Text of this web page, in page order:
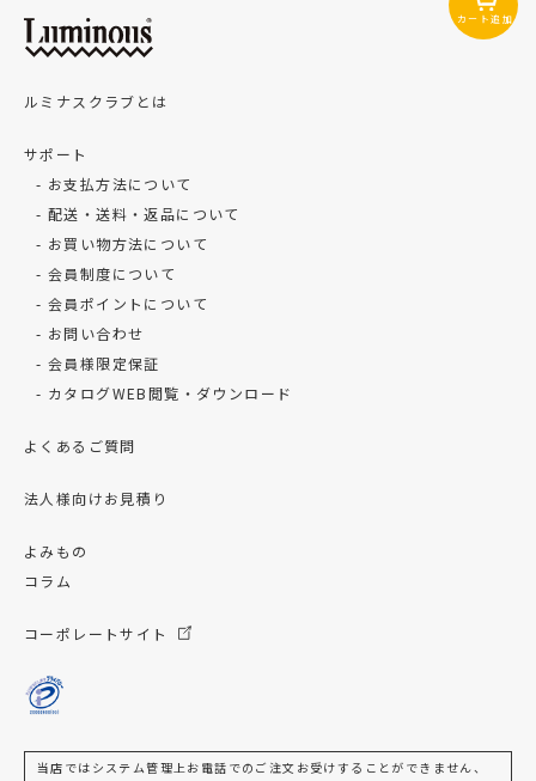
カート追加
ルミナスクラブとは
サポート
お支払方法について
配送・送料・返品について
お買い物方法について
会員制度について
会員ポイントについて
お問い合わせ
会員様限定保証
カタログWEB閲覧・ダウンロード
よくあるご質問
法人様向けお見積り
よみもの
コラム
コーポレートサイト
当店ではシステム管理上お電話でのご注文お受けすることができません、